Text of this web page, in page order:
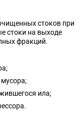
стоков при
стоки на выходе
фракций.
ила;